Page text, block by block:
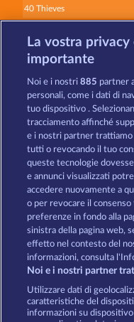
40 Thieves
Magic Book 6
Informativa
Società FAQ
Invia
La vostra
importante
Noi e i nostri885 partner
personali, come i dati di
tuo dispositivo .
tracciamento affinché
e i nostri partner trattiamo
tutti o revocando il tuo
queste tecnologie
e annunci visualizzati
accedere nuovamente a
o per revocare il
preferenze in fondo alla
sinistra della pagina web,
effetto nel contesto del
informazioni, consulta
Noi e i nostri partner
Utilizzare dati di
caratteristiche del
informazioni su